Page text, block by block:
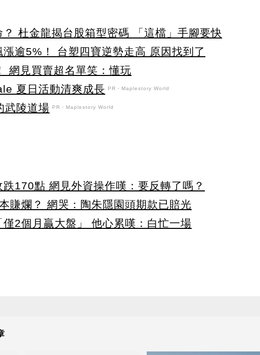
？ 杜金龍揭台股箱型密碼 「這檔」手腳要快
逾5%！ 台塑四寶逆勢走高 原因找到了
網見買賣超名單笑：懂玩
夏日活動清爽成長
PR・Maplestory World
陵道場 PR・Maplestory World
跌170點 網見外資操作嘆：要反轉了嗎？
賺爛？ 網哭：陶朱隱園頭期款已賠光
2個月贏大盤」 他心累嘆：白忙一場